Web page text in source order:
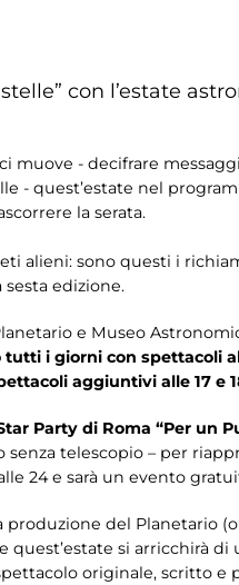
con l’estate
muove - decifrare
- quest’estate nel
la serata.
alieni: sono questi i
edizione.
e Museo
i giorni con spettacoli
aggiuntivi alle 17 e
Party di Roma “Per un
telescopio – per
24 e sarà un evento
del Planetario
quest’estate si arricchirà di
originale, scritto